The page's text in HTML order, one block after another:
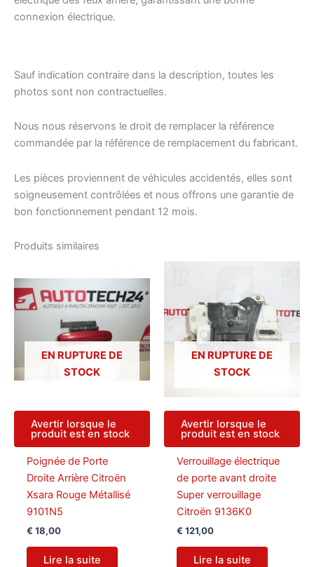
connexion électrique.
Sauf indication contraire dans la description, toutes les
photos sont non contractuelles.
Nous nous réservons le droit de remplacer la référence
commandée par la référence de remplacement du fabricant.
Les pièces proviennent de véhicules accidentés, elles sont
soigneusement contrôlées et nous offrons une garantie de
bon fonctionnement pendant 12 mois.
Produits similaires
EN RUPTURE DE
STOCK
Avertir lorsque le
produit est en stock
Poignée de Porte
Droite Arrière Citroën
Xsara Rouge Métallisé
9101N5
€ 18,00
Lire la suite
EN RUPTURE DE
STOCK
Avertir lorsque le
produit est en stock
Verrouillage électrique
de porte avant droite
Super verrouillage
Citroën 9136K0
€ 121,00
Lire la suite